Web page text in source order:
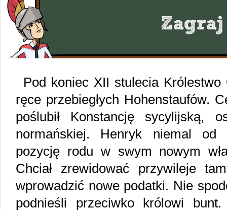
Pod koniec XII stulecia
ręce przebiegłych Hohenstaufów.
poślubił Konstancję sycylijską,
normańskiej. Henryk niemal od
pozycję rodu w swym nowym
Chciał zrewidować przywileje
wprowadzić nowe podatki. Nie
podnieśli przeciwko królowi